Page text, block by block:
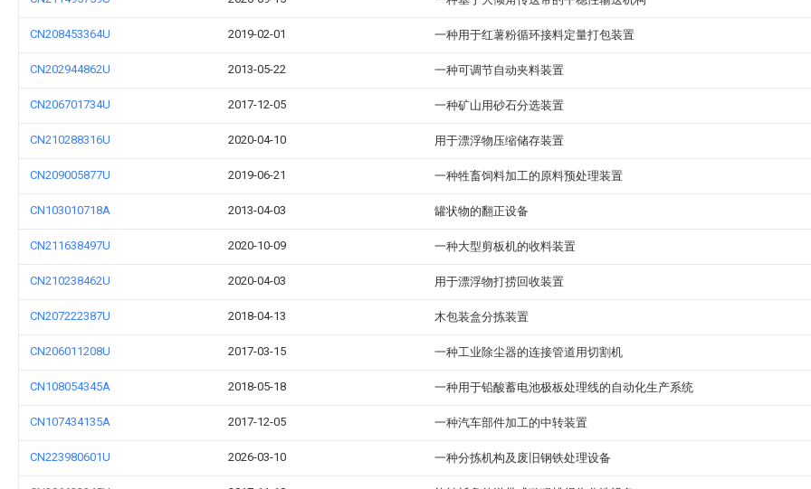
CN208453364U 2019-02-01 一种用于红薯粉循环接料定量打包装置
CN202944862U 2013-05-22 一种可调节自动夹料装置
CN206701734U 2017-12-05 一种矿山用砂石分选装置
CN210288316U 2020-04-10 用于漂浮物压缩储存装置
CN209005877U 2019-06-21 一种牲畜饲料加工的原料预处理装置
CN103010718A 2013-04-03 罐状物的翻正设备
CN211638497U 2020-10-09 一种大型剪板机的收料装置
CN210238462U 2020-04-03 用于漂浮物打捞回收装置
CN207222387U 2018-04-13 木包装盒分拣装置
CN206011208U 2017-03-15 一种工业除尘器的连接管道用切割机
CN108054345A 2018-05-18 一种用于铅酸蓄电池极板处理线的自动化生产系统
CN107434135A 2017-12-05 一种汽车部件加工的中转装置
CN223980601U 2026-03-10 一种分拣机构及废旧钢铁处理设备